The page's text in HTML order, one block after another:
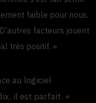
faible pour nous.
facteurs jouent
très positif. »
au logiciel
il est parfait. »